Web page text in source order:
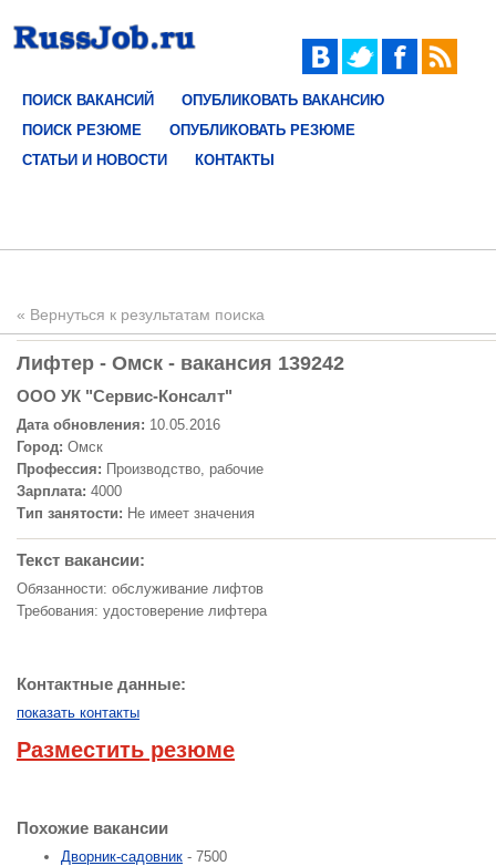
ПОИСК ВАКАНСИЙ
ОПУБЛИКОВАТЬ ВАКАНСИЮ
ПОИСК РЕЗЮМЕ
ОПУБЛИКОВАТЬ РЕЗЮМЕ
СТАТЬИ И НОВОСТИ
КОНТАКТЫ
« Вернуться к результатам поиска
Лифтер - Омск - вакансия 139242
ООО УК "Сервис-Консалт"
Дата обновления: 10.05.2016
Город: Омск
Профессия: Производство, рабочие
Зарплата: 4000
Тип занятости: Не имеет значения
Текст вакансии:
Обязанности: обслуживание лифтов
Требования: удостоверение лифтера
Контактные данные:
показать контакты
Разместить резюме
Похожие вакансии
Дворник-садовник - 7500